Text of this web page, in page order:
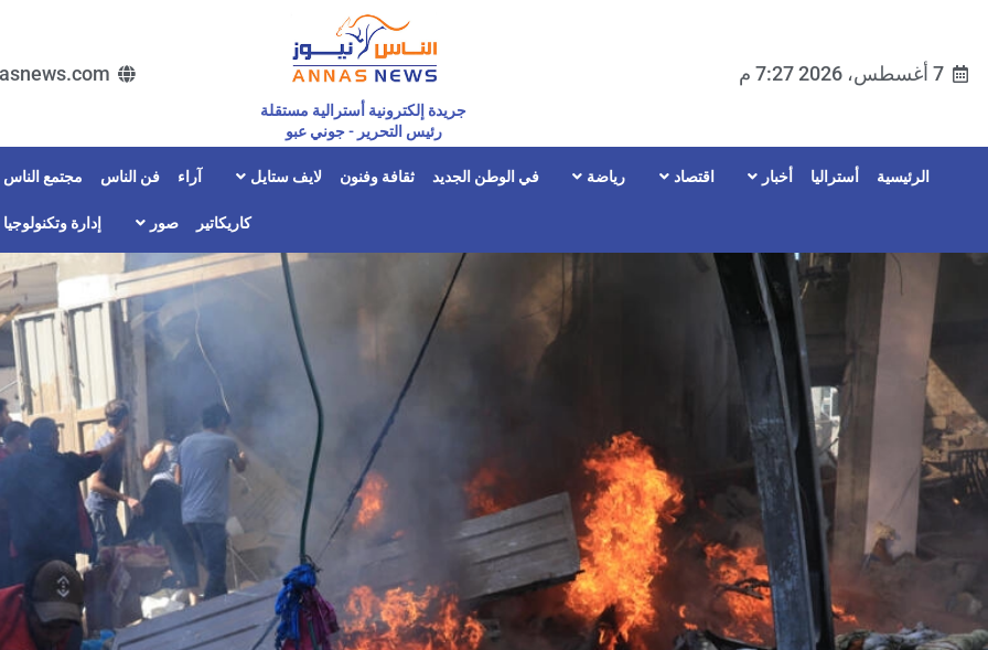
7 أغسطس، 2026 7:27 م
جريدة إلكترونية أسترالية مستقلة
رئيس التحرير - جوني عبو
الرئيسية أستراليا أخبار اقتصاد رياضة في الوطن الجديد ثقافة وفنون لايف ستايل آراء فن الناس مجتمع الناس
كاريكاتير صور إدارة وتكنولوجيا